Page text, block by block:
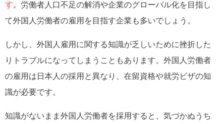
す。 労働者人口不足の解消や企業のグローバル化を目指し
て外国人労働者の雇用を目指す企業も多いでしょう。
しかし、外国人雇用に関する知識が乏しいために挫折した
りトラブルになってしまうこともあります。外国人労働者
の雇用は日本人の採用と異なり、在留資格や就労ビザの知
識が必要です。
知識がないまま外国人労働者を採用すると、気づかぬうち